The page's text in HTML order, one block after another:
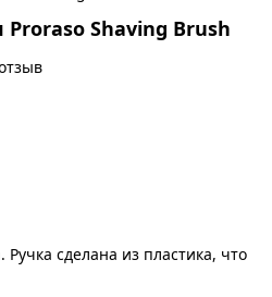
Shaving Brush
сделана из пластика, что